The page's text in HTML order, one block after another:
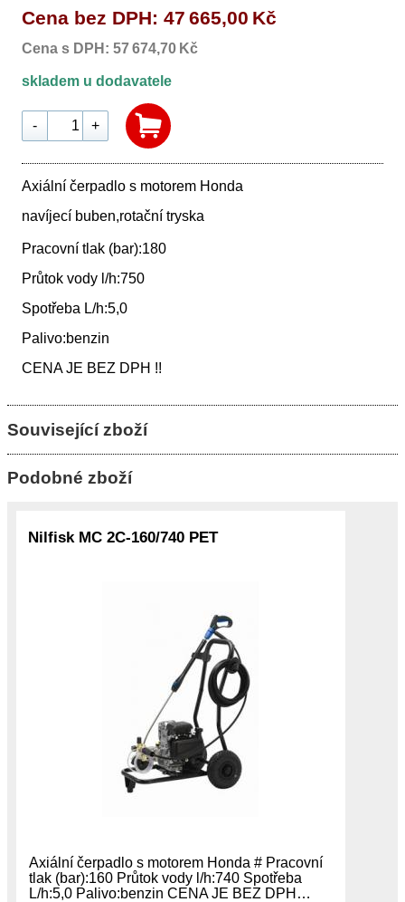
Cena bez DPH: 47 665,00 Kč
Cena s DPH: 57 674,70 Kč
skladem u dodavatele
- +
Axiální čerpadlo s motorem Honda
navíjecí buben,rotační tryska
Pracovní tlak (bar):180
Průtok vody l/h:750
Spotřeba L/h:5,0
Palivo:benzin
CENA JE BEZ DPH !!
Související zboží
Podobné zboží
Nilfisk MC 2C-160/740 PET
Axiální čerpadlo s motorem Honda # Pracovní
tlak (bar):160 Průtok vody l/h:740 Spotřeba
L/h:5,0 Palivo:benzin CENA JE BEZ DPH…